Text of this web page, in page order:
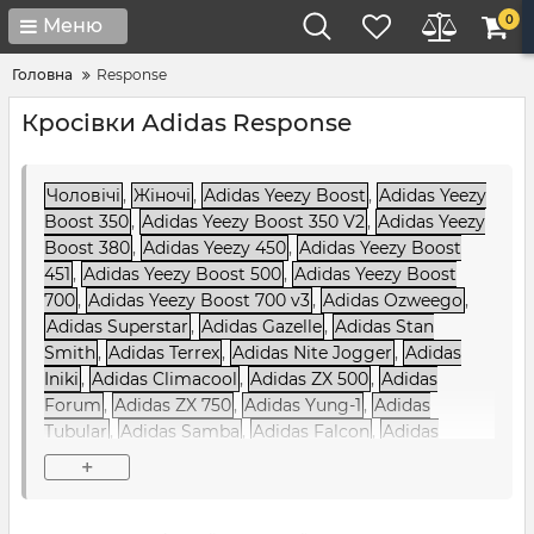
Меню 0
Головна Response
Кросівки Adidas Response
Чоловічі , Жіночі , Adidas Yeezy Boost , Adidas Yeezy
Boost 350, Adidas Yeezy Boost 350 V2, Adidas Yeezy
Boost 380, Adidas Yeezy 450, Adidas Yeezy Boost
451 , Adidas Yeezy Boost 500, Adidas Yeezy Boost
700, Adidas Yeezy Boost 700 v3, Adidas Ozweego ,
Adidas Superstar , Adidas Gazelle, Adidas Stan
Smith, Adidas Terrex, Adidas Nite Jogger , Adidas
Iniki , Adidas Climacool , Adidas ZX 500, Adidas
Forum , Adidas ZX 750, Adidas Yung-1 , Adidas
Tubular , Adidas Samba , Adidas Falcon , Adidas
Sharks,Adidas Ozelia
NMD,Adidas NiteBall
+